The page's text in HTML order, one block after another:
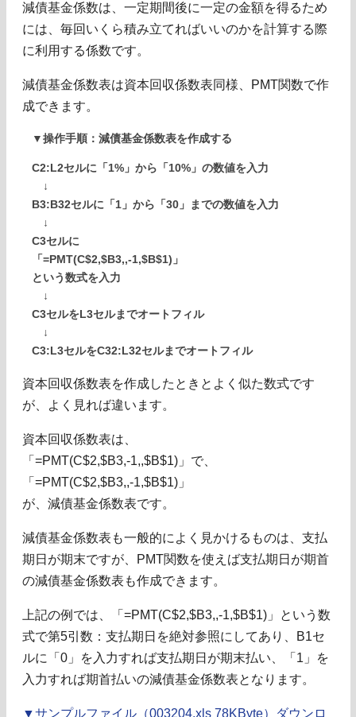
減債基金係数は、一定期間後に一定の金額を得るため
には、毎回いくら積み立てればいいのかを計算する際
に利用する係数です。
減債基金係数表は資本回収係数表同様、PMT関数で作
成できます。
▼操作手順：減債基金係数表を作成する
C2:L2セルに「1%」から「10%」の数値を入力
↓
B3:B32セルに「1」から「30」までの数値を入力
↓
C3セルに
「=PMT(C$2,$B3,,-1,$B$1)」
という数式を入力
↓
C3セルをL3セルまでオートフィル
↓
C3:L3セルをC32:L32セルまでオートフィル
資本回収係数表を作成したときとよく似た数式です
が、よく見れば違います。
資本回収係数表は、
「=PMT(C$2,$B3,-1,,$B$1)」で、
「=PMT(C$2,$B3,,-1,$B$1)」
が、減債基金係数表です。
減債基金係数表も一般的によく見かけるものは、支払
期日が期末ですが、PMT関数を使えば支払期日が期首
の減債基金係数表も作成できます。
上記の例では、「=PMT(C$2,$B3,,-1,$B$1)」という数
式で第5引数：支払期日を絶対参照にしてあり、B1セ
ルに「0」を入力すれば支払期日が期末払い、「1」を
入力すれば期首払いの減債基金係数表となります。
▼サンプルファイル（003204.xls 78KByte）ダウンロ